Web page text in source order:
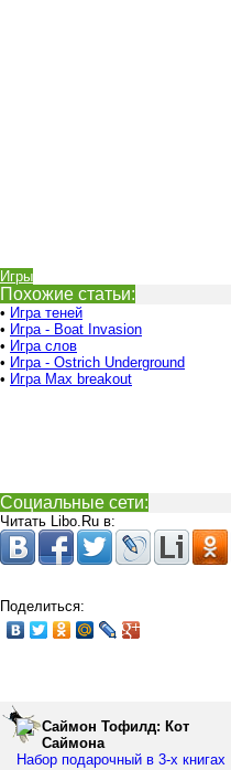
Игры
Похожие статьи:
• Игра теней
• Игра - Boat Invasion
• Игра слов
• Игра - Ostrich Underground
• Игра Max breakout
Социальные сети:
Читать Libo.Ru в:
Поделиться:
Саймон Тофилд: Кот
Саймона
Набор подарочный в 3-х книгах